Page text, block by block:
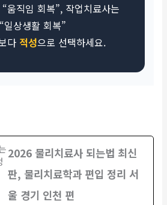
움직임 회복”, 작업치료사는
“일상생활 회복”
다 적성으로 선택하세요.
2026 물리치료사 되는법 최신
판, 물리치료학과 편입 정리 서
울 경기 인천 편